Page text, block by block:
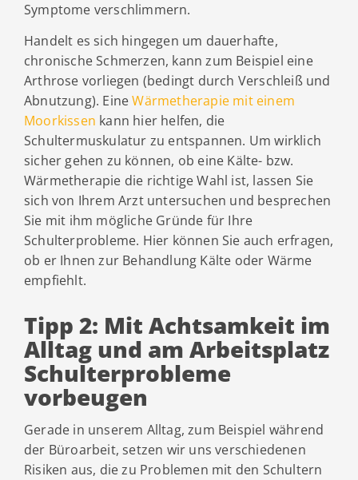
Symptome verschlimmern.
Handelt es sich hingegen um dauerhafte,
chronische Schmerzen, kann zum Beispiel eine
Arthrose vorliegen (bedingt durch Verschleiß und
Abnutzung). EineWärmetherapie mit einem
Moorkissen kann hier helfen, die
Schultermuskulatur zu entspannen. Um wirklich
sicher gehen zu können, ob eine Kälte- bzw.
Wärmetherapie die richtige Wahl ist, lassen Sie
sich von Ihrem Arzt untersuchen und besprechen
Sie mit ihm mögliche Gründe für Ihre
Schulterprobleme. Hier können Sie auch erfragen,
ob er Ihnen zur Behandlung Kälte oder Wärme
empfiehlt.
Tipp 2: Mit Achtsamkeit im
Alltag und am Arbeitsplatz
Schulterprobleme
vorbeugen
Gerade in unserem Alltag, zum Beispiel während
der Büroarbeit, setzen wir uns verschiedenen
Risiken aus, die zu Problemen mit den Schultern